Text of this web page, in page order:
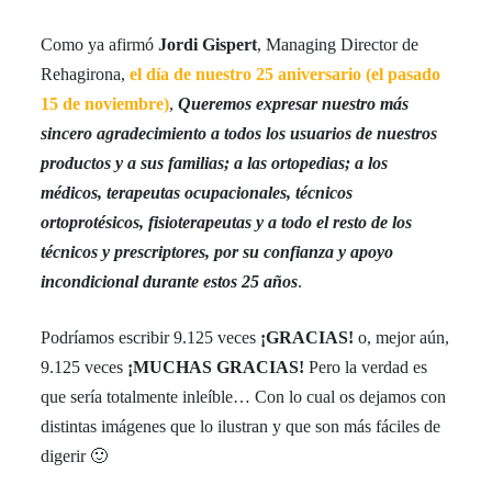
Como ya afirmóJordi Gispert, Managing Director de
Rehagirona,el día de nuestro 25 aniversario (el pasado
15 de noviembre), Queremos expresar nuestro más
sincero agradecimiento a todos los usuarios de nuestros
productos y a sus familias; a las ortopedias; a los
médicos, terapeutas ocupacionales, técnicos
ortoprotésicos, fisioterapeutas y a todo el resto de los
técnicos y prescriptores, por su confianza y apoyo
incondicional durante estos 25 años.
Podríamos escribir 9.125 veces ¡GRACIAS! o, mejor aún,
9.125 veces ¡MUCHAS GRACIAS! Pero la verdad es
que sería totalmente inleíble… Con lo cual os dejamos con
distintas imágenes que lo ilustran y que son más fáciles de
digerir 🙂